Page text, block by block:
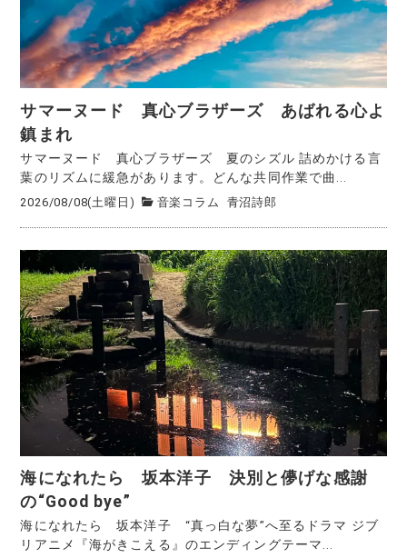
サマーヌード 真心ブラザーズ あばれる心よ
鎮まれ
サマーヌード 真心ブラザーズ 夏のシズル 詰めかける言
葉のリズムに緩急があります。どんな共同作業で曲...
2026/08/08(土曜日) 音楽コラム 青沼詩郎
海になれたら 坂本洋子 決別と儚げな感謝
の“Good bye”
海になれたら 坂本洋子 “真っ白な夢”へ至るドラマ ジブ
リアニメ『海がきこえる』のエンディングテーマ...